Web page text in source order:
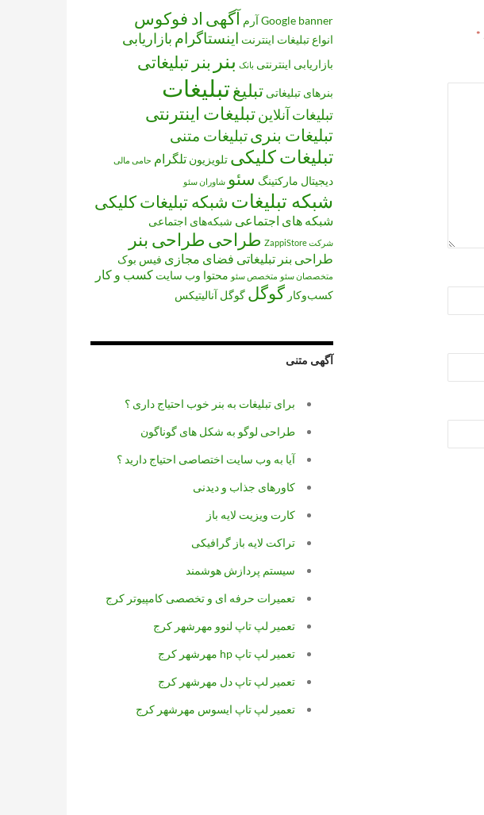
*
banner
Googleآرم آگهی اد فوکوس
انواع تبلیغات اینترنت اینستاگرام بازاریابی
بازاریابی اینترنتی بانک بنر بنر تبلیغاتی
بنرهای تبلیغاتی تبلیغتبلیغات
تبلیغات آنلاینتبلیغات اینترنتی
تبلیغات بنریتبلیغات متنی
تبلیغات کلیکی تلویزیون تلگرام حامی مالی
دیجیتال مارکتینگ سئو شاوران سئو
شبکه تبلیغات شبکه تبلیغات کلیکی
شبکه های اجتماعی شبکه‌های اجتماعی
شرکت ZappiStore طراحی طراحی بنر
طراحی بنر تبلیغاتی فضای مجازی فیس بوک
متخصصان سئو متخصص سئو محتوا وب سایت کسب و کار
کسب‌وکار گوگل گوگل آنالیتیکس
آگهی متنی
برای تبلیغات به بنر خوب احتیاج داری ؟
طراحی لوگو به شکل های گوناگون
آیا به وب سایت اختصاصی احتیاج دارید ؟
کاورهای جذاب و دیدنی
کارت ویزیت لایه باز
تراکت لایه باز گرافیکی
سیستم پردازش هوشمند
تعمیرات حرفه ای و تخصصی کامپیوتر کرج
تعمیر لپ تاپ لنوو مهرشهر کرج
تعمیر لپ تاپ hp مهرشهر کرج
تعمیر لپ تاپ دل مهرشهر کرج
تعمیر لپ تاپ ایسوس مهرشهر کرج